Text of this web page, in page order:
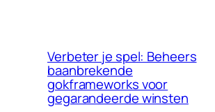
Verbeter je spel: Beheers
baanbrekende
gokframeworks voor
gegarandeerde winsten